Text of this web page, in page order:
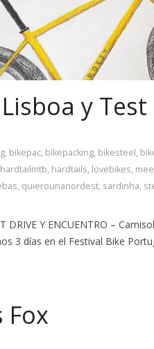
y
, bikepac, bikepacking, bikesteel,
hardtailmtb, hardtails, lovebikes,
, quierounanordest, sardinha,
DRIVE Y ENCUENTRO –
3 días en el Festival Bike
Fox